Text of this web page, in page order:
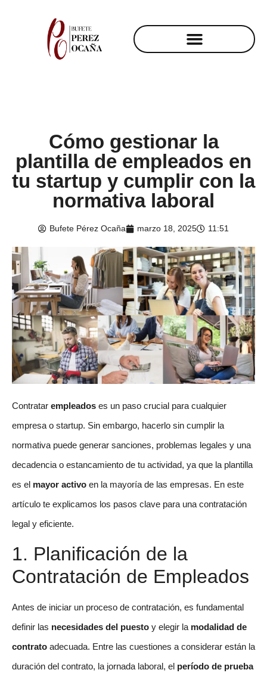
Cómo gestionar la
plantilla de empleados en
tu startup y cumplir con la
normativa laboral
Bufete Pérez Ocaña marzo 18, 2025 11:51
Contratar empleados es un paso crucial para cualquier
empresa o startup. Sin embargo, hacerlo sin cumplir la
normativa puede generar sanciones, problemas legales y una
decadencia o estancamiento de tu actividad, ya que la plantilla
es el mayor activo en la mayoría de las empresas. En este
artículo te explicamos los pasos clave para una contratación
legal y eficiente.
1. Planificación de la
Contratación de Empleados
Antes de iniciar un proceso de contratación, es fundamental
definir las necesidades del puesto y elegir la modalidad de
contrato adecuada. Entre las cuestiones a considerar están la
duración del contrato, la jornada laboral, el período de prueba